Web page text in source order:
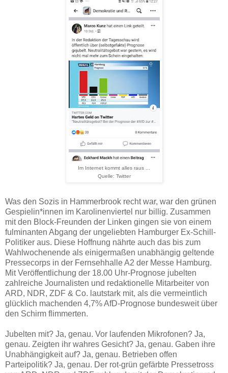
Im Internet kommt alles raus ...
Quelle: Twitter
Was den Sozis in Hammerbrook recht war, war den grünen
Gespielin*innen im Karolinenviertel nur billig. Zusammen
mit den Block-Freunden der Linken gingen sie von einem
fulminanten Abgang der ungeliebten Hamburger Ex-Schill-
Politiker aus. Diese Hoffnung nährte auch das bis zum
Wahlwochenende als einigermaßen unabhängig geltende
Pressecorps in der Fernsehhalle A2 der Messe Hamburg.
Mit Veröffentlichung der 18.00 Uhr-Prognose jubelten
zahlreiche Journalisten und redaktionelle Mitarbeiter von
ARD, NDR, ZDF & Co. lautstark mit, als die vermeintlich
glücklich machenden 4,7% AfD-Prognose bundesweit über
den Schirm flimmerten.
Jubelten mit? Ja, genau. Vor laufenden Mikrofonen? Ja,
genau. Zeigten ihr wahres Gesicht? Ja, genau. Gaben ihre
Unabhängigkeit auf? Ja, genau. Betrieben offen
Parteipolitik? Ja, genau. Der rot-grün gefärbte Pressetross